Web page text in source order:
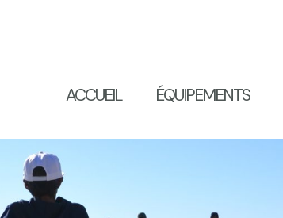
ACCUEIL ÉQUIPEMENTS